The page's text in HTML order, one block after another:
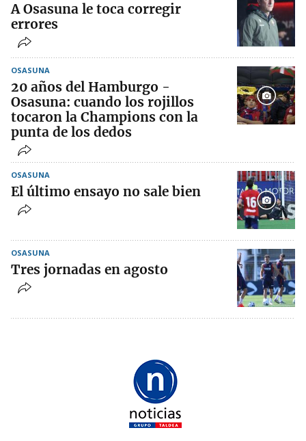
A Osasuna le toca corregir
errores
OSASUNA
20 años del Hamburgo -
Osasuna: cuando los rojillos
tocaron la Champions con la
punta de los dedos
OSASUNA
El último ensayo no sale bien
OSASUNA
Tres jornadas en agosto